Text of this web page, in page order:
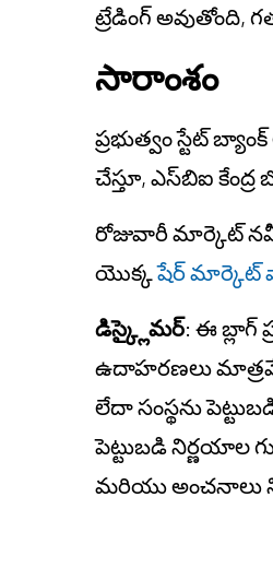
ట్రేడింగ్ అవుతోంది,
సారాంశం
ప్రభుత్వం స్టేట్
చేస్తూ, ఎస్‌బిఐ
రోజువారీ మార్కెట్
యొక్కషేర్ మార్కెట్
డిస్క్లైమర్: ఈ బ్లాగ్
ఉదాహరణలు మాత్రమే,
లేదా సంస్థను
పెట్టుబడి నిర్ణయాల
మరియు అంచనాలు